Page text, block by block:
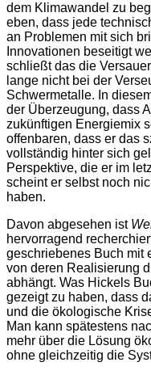
dem Klimawandel zu
eben, dass jede
an Problemen mit sich
Innovationen beseitigt
schließt das die
lange nicht bei der
Schwermetalle. In
der Überzeugung, dass
zukünftigen Energiemix
offenbaren, dass er das
vollständig hinter sich
Perspektive, die er im
scheint er selbst noch
haben.
Davon abgesehen ist
hervorragend
geschriebenes Buch mit
von deren Realisierung
abhängt. Was Hickels
gezeigt zu haben, dass
und die ökologische
Man kann spätestens
mehr über die Lösung
ohne gleichzeitig die